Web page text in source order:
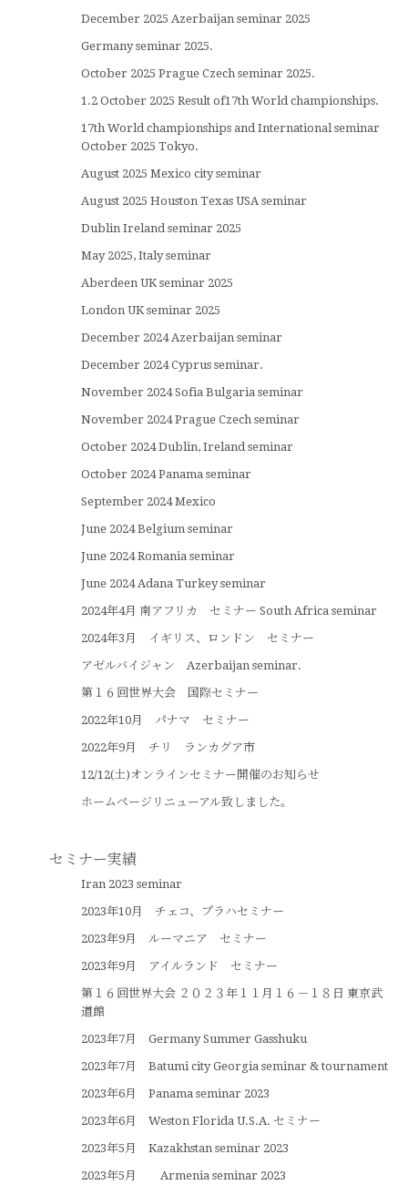
December 2025 Azerbaijan seminar 2025
Germany seminar 2025.
October 2025 Prague Czech seminar 2025.
1.2 October 2025 Result of17th World championships.
17th World championships and International seminar
October 2025 Tokyo.
August 2025 Mexico city seminar
August 2025 Houston Texas USA seminar
Dublin Ireland seminar 2025
May 2025, Italy seminar
Aberdeen UK seminar 2025
London UK seminar 2025
December 2024 Azerbaijan seminar
December 2024 Cyprus seminar.
November 2024 Sofia Bulgaria seminar
November 2024 Prague Czech seminar
October 2024 Dublin, Ireland seminar
October 2024 Panama seminar
September 2024 Mexico
June 2024 Belgium seminar
June 2024 Romania seminar
June 2024 Adana Turkey seminar
2024年4月 南アフリカ セミナー South Africa seminar
2024年3月 イギリス、ロンドン セミナー
アゼルバイジャン Azerbaijan seminar.
第１６回世界大会 国際セミナー
2022年10月 パナマ セミナー
2022年9月 チリ ランカグア市
12/12(土)オンラインセミナー開催のお知らせ
ホームページリニューアル致しました。
セミナー実績
Iran 2023 seminar
2023年10月 チェコ、プラハセミナー
2023年9月 ルーマニア セミナー
2023年9月 アイルランド セミナー
第１６回世界大会 ２０２３年１１月１６－１８日 東京武
道館
2023年7月 Germany Summer Gasshuku
2023年7月 Batumi city Georgia seminar & tournament
2023年6月 Panama seminar 2023
2023年6月 Weston Florida U.S.A. セミナー
2023年5月 Kazakhstan seminar 2023
2023年5月 Armenia seminar 2023